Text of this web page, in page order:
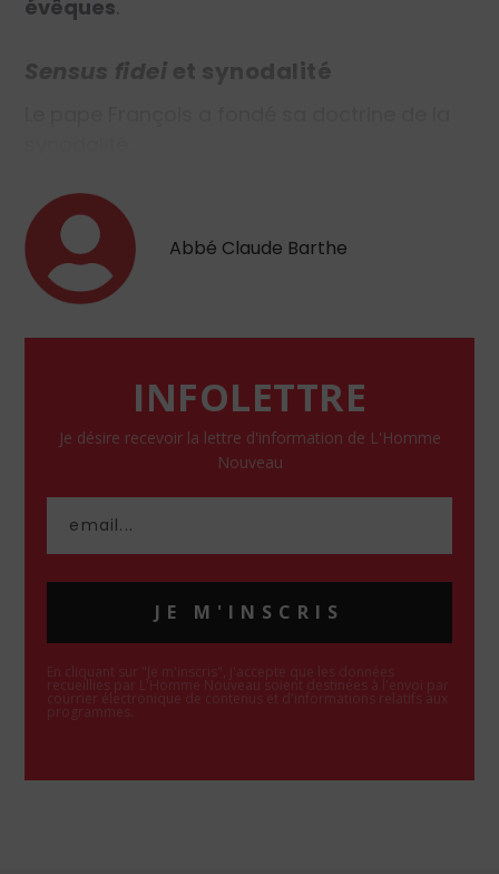
évêques.
Sensus fidei et synodalité
Abbé Claude Barthe
INFOLETTRE
Je désire recevoir la lettre d'information de L'Homme
Nouveau
JE M'INSCRIS
En cliquant sur "Je m'inscris", j'accepte que les données
recueillies par L'Homme Nouveau soient destinées à l'envoi par
courrier électronique de contenus et d'informations relatifs aux
programmes.